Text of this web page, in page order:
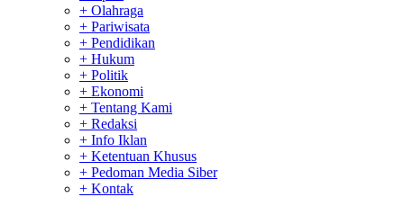
+ Olahraga
+ Pariwisata
+ Pendidikan
+ Hukum
+ Politik
+ Ekonomi
+ Tentang Kami
+ Redaksi
+ Info Iklan
+ Ketentuan Khusus
+ Pedoman Media Siber
+ Kontak